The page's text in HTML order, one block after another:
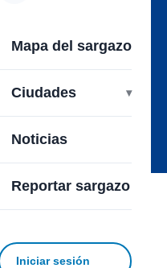
Mapa del sargazo
Ciudades
Noticias
Reportar sargazo
Iniciar sesión
en
en las playas de
Filtrar